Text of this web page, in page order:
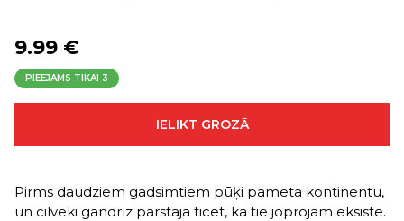
9.99 €
PIEEJAMS TIKAI 3
IELIKT GROZĀ
Pirms daudziem gadsimtiem pūķi pameta kontinentu,
un cilvēki gandrīz pārstāja ticēt, ka tie joprojām eksistē.